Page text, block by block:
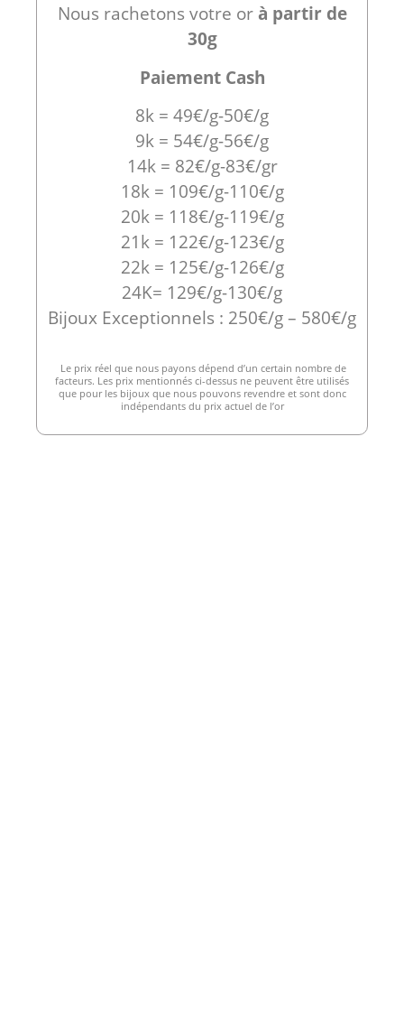
Nous rachetons votre orà partir de
30g
Paiement Cash
8k = 49€/g-50€/g
9k = 54€/g-56€/g
14k = 82€/g-83€/gr
18k = 109€/g-110€/g
20k = 118€/g-119€/g
21k = 122€/g-123€/g
22k = 125€/g-126€/g
24K= 129€/g-130€/g
Bijoux Exceptionnels : 250€/g – 580€/g
Le prix réel que nous payons dépend d’un certain nombre de
facteurs. Les prix mentionnés ci-dessus ne peuvent être utilisés
que pour les bijoux que nous pouvons revendre et sont donc
indépendants du prix actuel de l’or